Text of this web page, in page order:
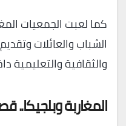
كما لعبت الجمعيات
الشباب والعائلات
والثقافية والتعليمية
المغاربة